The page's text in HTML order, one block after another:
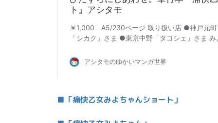
■「痛快乙女みよちゃんショート」